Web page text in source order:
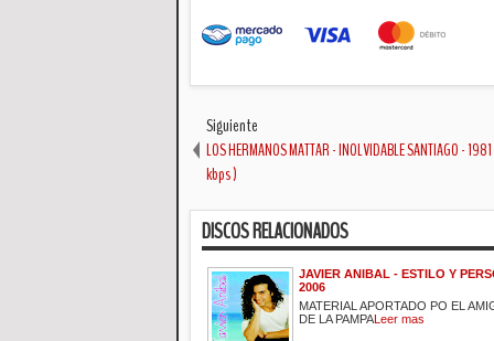
Siguiente
LOS HERMANOS MATTAR - INOLVIDABLE SANTIAGO -
kbps )
DISCOS RELACIONADOS
JAVIER ANIBAL - ESTILO Y
2006
MATERIAL APORTADO PO EL
DE LA PAMPALeer mas